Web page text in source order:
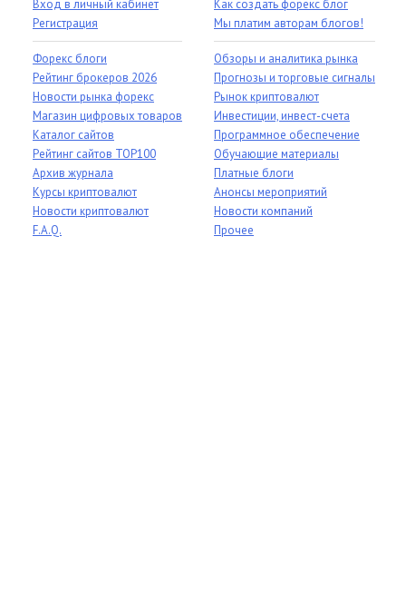
Вход в личный кабинет
Регистрация
Форекс блоги
Рейтинг брокеров 2026
Новости рынка форекс
Магазин цифровых товаров
Каталог сайтов
Рейтинг сайтов TOP100
Архив журнала
Курсы криптовалют
Новости криптовалют
F.A.Q.
Как создать форекс блог
Мы платим авторам блогов!
Обзоры и аналитика рынка
Прогнозы и торговые сигналы
Рынок криптовалют
Инвестиции, инвест-счета
Программное обеспечение
Обучающие материалы
Платные блоги
Анонсы мероприятий
Новости компаний
Прочее